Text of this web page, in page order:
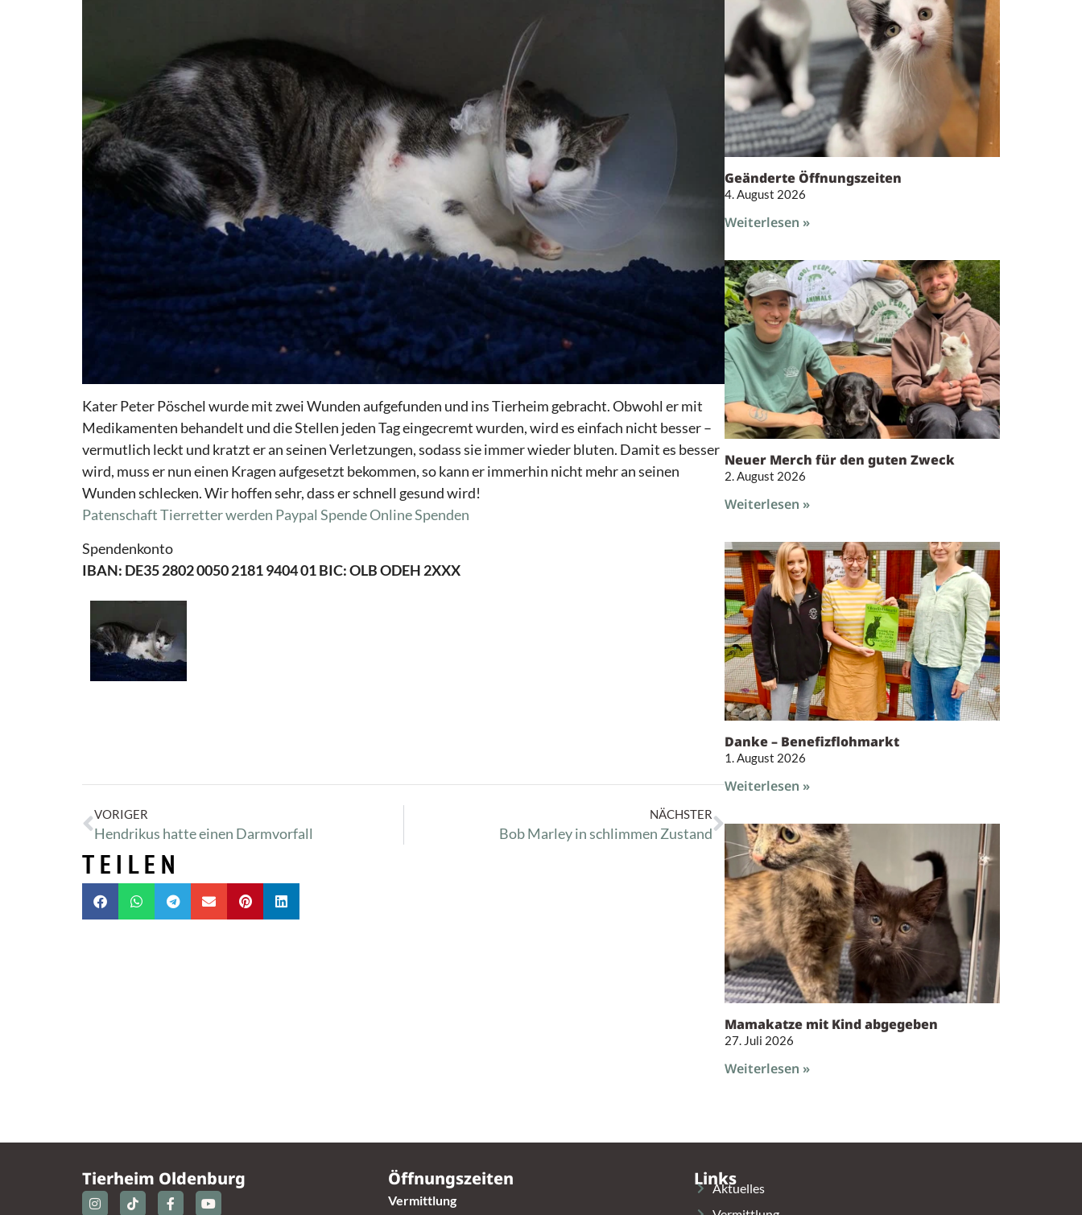
Kater Peter Pöschel wurde mit zwei Wunden aufgefunden und ins Tierheim gebracht. Obwohl er mit
Medikamenten behandelt und die Stellen jeden Tag eingecremt wurden, wird es einfach nicht besser –
vermutlich leckt und kratzt er an seinen Verletzungen, sodass sie immer wieder bluten. Damit es besser
wird, muss er nun einen Kragen aufgesetzt bekommen, so kann er immerhin nicht mehr an seinen
Wunden schlecken. Wir hoffen sehr, dass er schnell gesund wird!
Patenschaft Tierretter werden Paypal SpendeOnline Spenden
Spendenkonto
IBAN: DE35 2802 0050 2181 9404 01 BIC: OLB ODEH 2XXX
VORIGER
Hendrikus hatte einen Darmvorfall
NÄCHSTER
Bob Marley in schlimmen Zustand
TEILEN
Geänderte Öffnungszeiten
4. August 2026
Weiterlesen »
Neuer Merch für den guten Zweck
2. August 2026
Weiterlesen »
Danke – Benefizflohmarkt
1. August 2026
Weiterlesen »
Mamakatze mit Kind abgegeben
27. Juli 2026
Weiterlesen »
Tierheim Oldenburg Öffnungszeiten
Vermittlung
Links
Aktuelles